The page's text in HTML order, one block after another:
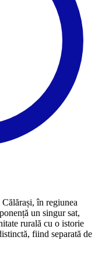
în regiunea
un singur sat,
rurală cu o istorie
fiind separată de